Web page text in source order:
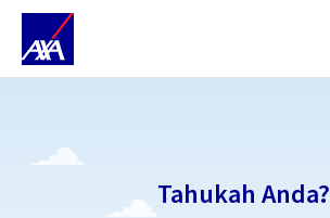
Tahukah Anda?